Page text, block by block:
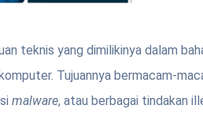
teknis yang dimilikinya dalam
Tujuannya bermacam-
malware, atau berbagai tindakan